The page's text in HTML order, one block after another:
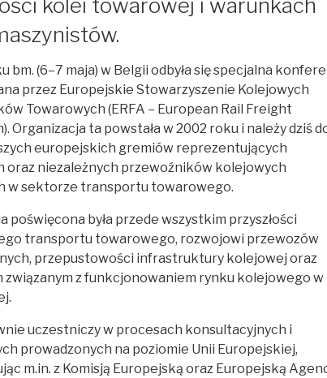
kolei towarowej i warunkach
bm. (6–7 maja) w Belgii odbyła się specjalna
przez Europejskie Stowarzyszenie Kolejowych
Towarowych (ERFA – European Rail Freight
Organizacja ta powstała w 2002 roku i należy dziś
europejskich gremiów reprezentujących
oraz niezależnych przewoźników kolejowych
w sektorze transportu towarowego.
poświęcona była przede wszystkim przyszłości
transportu towarowego, rozwojowi przewozów
przepustowości infrastruktury kolejowej oraz
związanym z funkcjonowaniem rynku kolejowego w
uczestniczy w procesach konsultacyjnych i
prowadzonych na poziomie Unii Europejskiej,
m.in. z Komisją Europejską oraz Europejską